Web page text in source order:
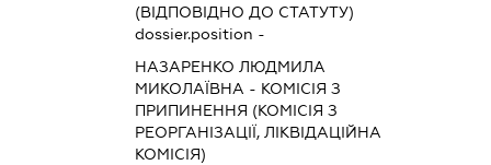
(ВІДПОВІДНО ДО СТАТУТУ)
dossier.position -
НАЗАРЕНКО ЛЮДМИЛА
МИКОЛАЇВНА - КОМІСІЯ З
ПРИПИНЕННЯ (КОМІСІЯ З
РЕОРГАНІЗАЦІЇ, ЛІКВІДАЦІЙНА
КОМІСІЯ)